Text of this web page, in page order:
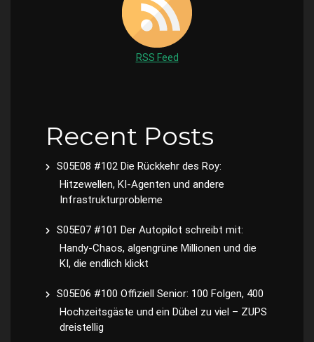
RSS Feed
Recent Posts
S05E08 #102 Die Rückkehr des Roy:
Hitzewellen, KI-Agenten und andere
Infrastrukturprobleme
S05E07 #101 Der Autopilot schreibt mit:
Handy-Chaos, algengrüne Millionen und die
KI, die endlich klickt
S05E06 #100 Offiziell Senior: 100 Folgen, 400
Hochzeitsgäste und ein Dübel zu viel – ZUPS
dreistellig